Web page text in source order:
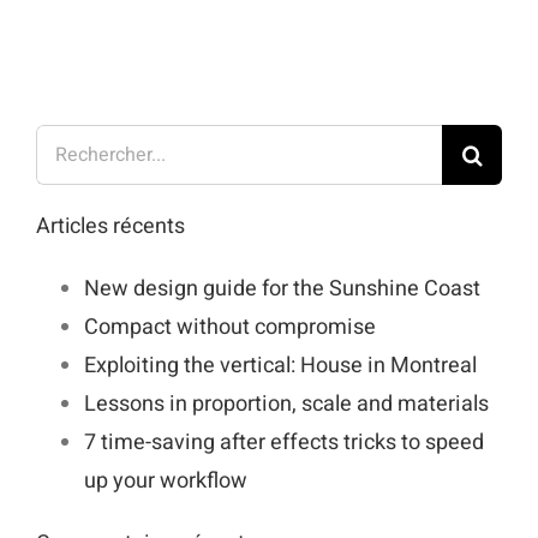
Rechercher:
Articles récents
New design guide for the Sunshine Coast
Compact without compromise
Exploiting the vertical: House in Montreal
Lessons in proportion, scale and materials
7 time-saving after effects tricks to speed
up your workflow